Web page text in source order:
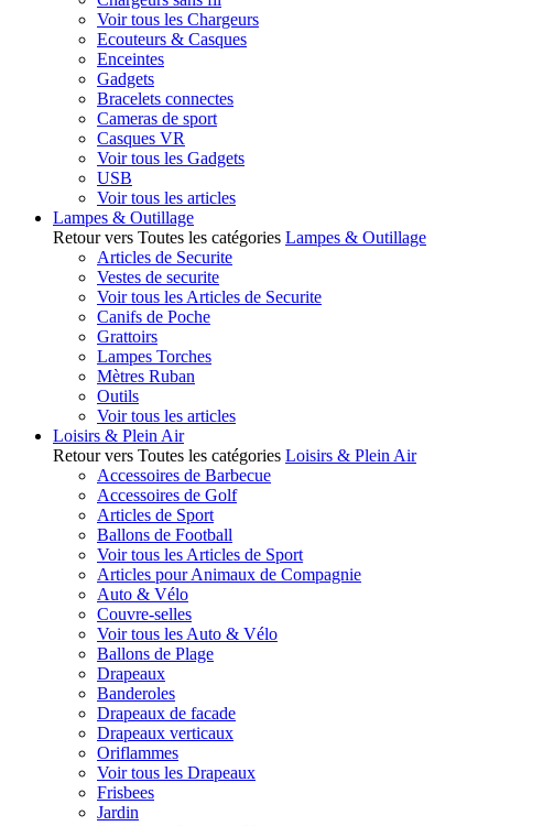
Voir tous les Chargeurs
Ecouteurs & Casques
Enceintes
Gadgets
Bracelets connectes
Cameras de sport
Casques VR
Voir tous les Gadgets
USB
Voir tous les articles
Lampes & Outillage
Retour vers Toutes les catégories Lampes & Outillage
Articles de Securite
Vestes de securite
Voir tous les Articles de Securite
Canifs de Poche
Grattoirs
Lampes Torches
Mètres Ruban
Outils
Voir tous les articles
Loisirs & Plein Air
Retour vers Toutes les catégories Loisirs & Plein Air
Accessoires de Barbecue
Accessoires de Golf
Articles de Sport
Ballons de Football
Voir tous les Articles de Sport
Articles pour Animaux de Compagnie
Auto & Vélo
Couvre-selles
Voir tous les Auto & Vélo
Ballons de Plage
Drapeaux
Banderoles
Drapeaux de facade
Drapeaux verticaux
Oriflammes
Voir tous les Drapeaux
Frisbees
Jardin